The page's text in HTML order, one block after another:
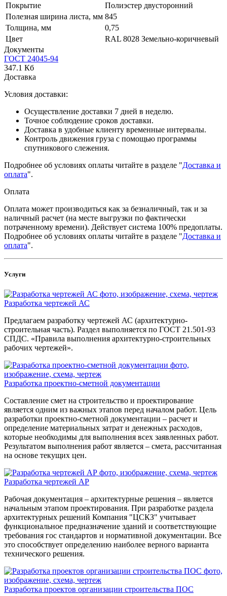
Покрытие
Полиэстер двусторонний
Полезная ширина листа, мм 845
Толщина, мм
0,75
Цвет
RAL 8028 Земельно-коричневый
Документы
ГОСТ 24045-94
347.1 Кб
Доставка
Условия доставки:
Осуществление доставки 7 дней в неделю.
Точное соблюдение сроков доставки.
Доставка в удобные клиенту временные интервалы.
Контроль движения груза с помощью программы
спутникового слежения.
Подробнее об условиях оплаты читайте в разделе "Доставка и
оплата".
Оплата
Оплата может производиться как за безналичный, так и за
наличный расчет (на месте выгрузки по фактически
потраченному времени). Действует система 100% предоплаты.
Подробнее об условиях оплаты читайте в разделе "Доставка и
оплата".
Услуги
Разработка чертежей АС
Предлагаем разработку чертежей АС (архитектурно-
строительная часть). Раздел выполняется по ГОСТ 21.501-93
СПДС. «Правила выполнения архитектурно-строительных
рабочих чертежей».
Разработка проектно-сметной документации
Составление смет на строительство и проектирование
является одним из важных этапов перед началом работ. Цель
разработки проектно-сметной документации – расчет и
определение материальных затрат и денежных расходов,
которые необходимы для выполнения всех заявленных работ.
Результатом выполнения работ является – смета, рассчитанная
на основе текущих цен.
Разработка чертежей АР
Рабочая документация – архитектурные решения – является
начальным этапом проектирования. При разработке раздела
архитектурных решений Компания "ЦСКЗ" учитывает
функциональное предназначение зданий и соответствующие
требования гос стандартов и нормативной документации. Все
это способствует определению наиболее верного варианта
технического решения.
Разработка проектов организации строительства ПОС